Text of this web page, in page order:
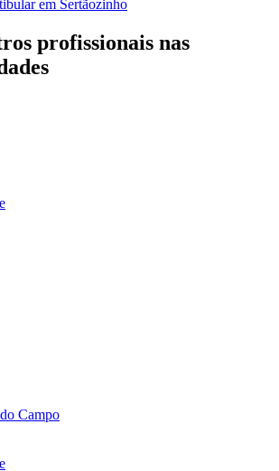
em Sertãozinho
profissionais nas
Campo